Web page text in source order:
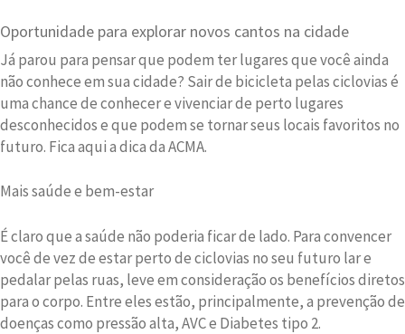
Oportunidade para explorar novos cantos na cidade
Já parou para pensar que podem ter lugares que você ainda
não conhece em sua cidade? Sair de bicicleta pelas ciclovias é
uma chance de conhecer e vivenciar de perto lugares
desconhecidos e que podem se tornar seus locais favoritos no
futuro. Fica aqui a dica da ACMA.
Mais saúde e bem-estar
É claro que a saúde não poderia ficar de lado. Para convencer
você de vez de estar perto de ciclovias no seu futuro lar e
pedalar pelas ruas, leve em consideração os benefícios diretos
para o corpo. Entre eles estão, principalmente, a prevenção de
doenças como pressão alta, AVC e Diabetes tipo 2.